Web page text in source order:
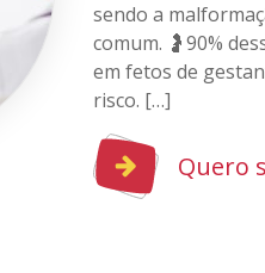
sendo a
comum. 🤰90%
em fetos de
risco. […]
Quero